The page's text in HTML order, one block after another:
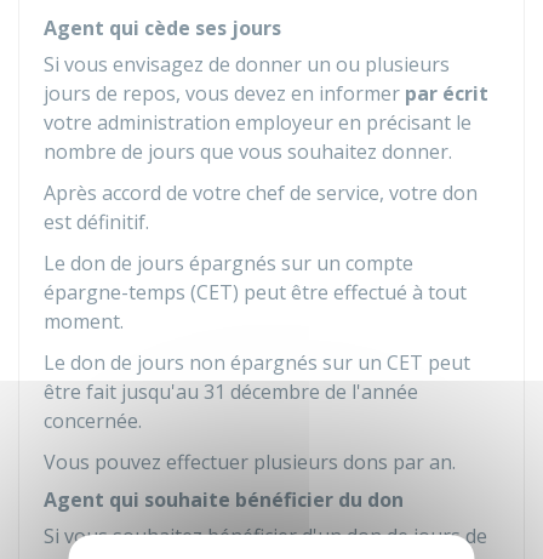
Agent qui cède ses jours
Si vous envisagez de donner un ou plusieurs
jours de repos, vous devez en informer par écrit
votre administration employeur en précisant le
nombre de jours que vous souhaitez donner.
Après accord de votre chef de service, votre don
est définitif.
Le don de jours épargnés sur un compte
épargne-temps (CET) peut être effectué à tout
moment.
Le don de jours non épargnés sur un CET peut
être fait jusqu'au 31 décembre de l'année
concernée.
Vous pouvez effectuer plusieurs dons par an.
Agent qui souhaite bénéficier du don
Si vous souhaitez bénéficier d'un don de jours de